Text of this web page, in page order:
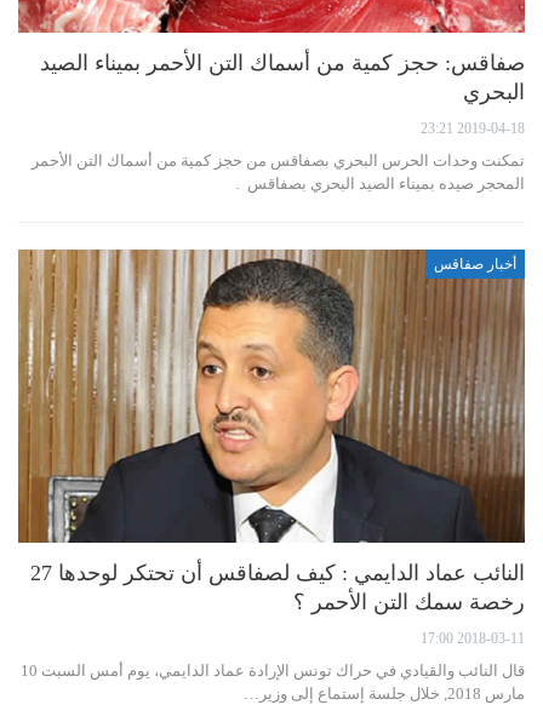
صفاقس: حجز كمية من أسماك التن الأحمر بميناء الصيد
البحري
2019-04-18 23:21
تمكنت وحدات الحرس البحري بصفاقس من حجز كمية من أسماك التن الأحمر
المحجر صيده بميناء الصيد البحري بصفاقس .
أخبار صفاقس
النائب عماد الدايمي : كيف لصفاقس أن تحتكر لوحدها 27
رخصة سمك التن الأحمر ؟
2018-03-11 17:00
قال النائب والقيادي في حراك تونس الإرادة عماد الدايمي، يوم أمس السبت 10
مارس 2018, خلال جلسة إستماع إلى وزير…